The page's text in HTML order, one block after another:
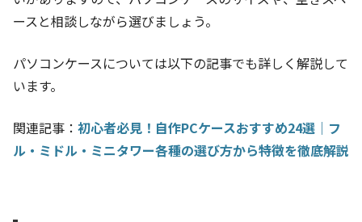
ースと相談しながら選びましょう。
パソコンケースについては以下の記事でも詳しく解説して
います。
関連記事： 初心者必見！自作PCケースおすすめ24選｜フ
ル・ミドル・ミニタワー各種の選び方から特徴を徹底解説